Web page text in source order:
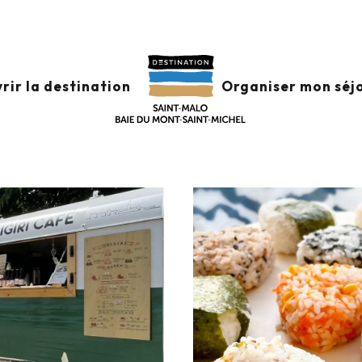
la destination Organiser mon
SALON DE THÉ / GLACIER / CHOCOLATIER
CUISINE VÉGÉTARIENNE